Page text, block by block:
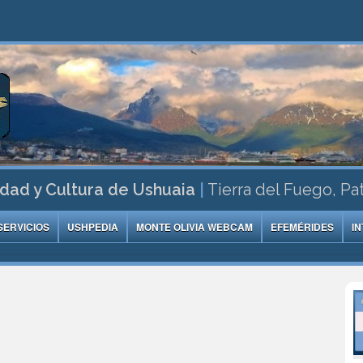
y Cultura de Ushuaia Tierra del Fuego,
USHPEDIA MONTE OLIVIA WEBCAM EFEMÉRIDES